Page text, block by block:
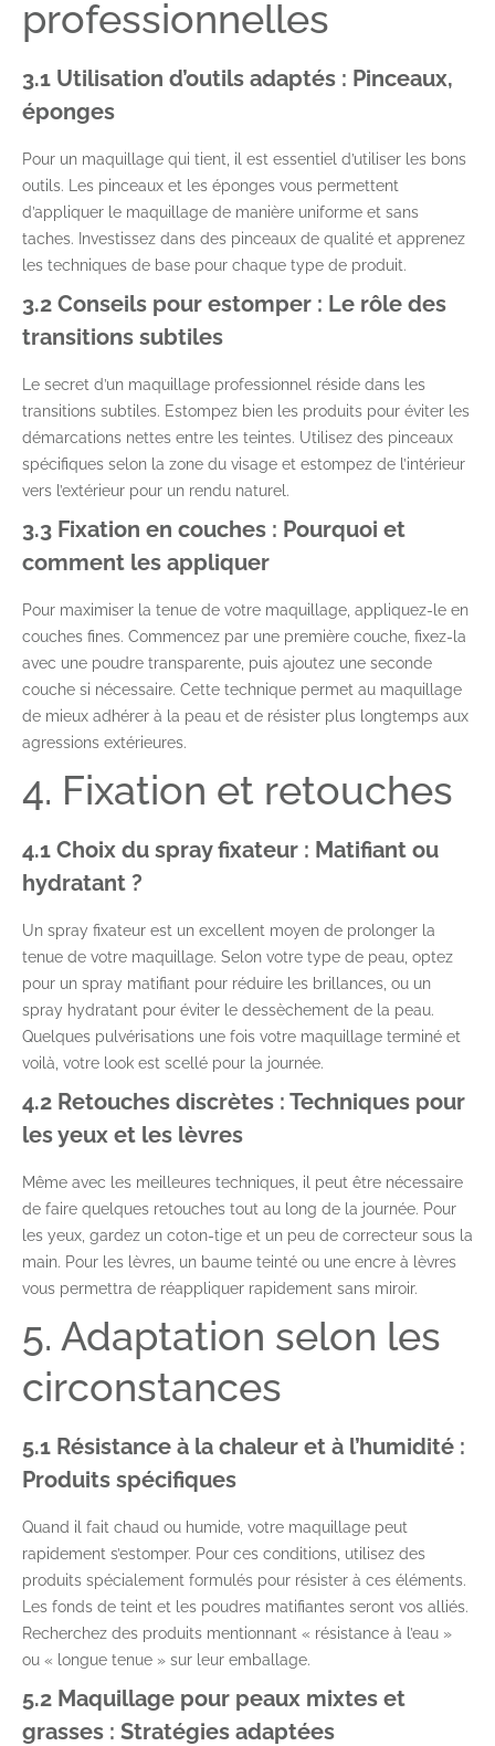
professionnelles
3.1 Utilisation d’outils adaptés : Pinceaux,
éponges
Pour un maquillage qui tient, il est essentiel d’utiliser les bons
outils. Les pinceaux et les éponges vous permettent
d’appliquer le maquillage de manière uniforme et sans
taches. Investissez dans des pinceaux de qualité et apprenez
les techniques de base pour chaque type de produit.
3.2 Conseils pour estomper : Le rôle des
transitions subtiles
Le secret d’un maquillage professionnel réside dans les
transitions subtiles. Estompez bien les produits pour éviter les
démarcations nettes entre les teintes. Utilisez des pinceaux
spécifiques selon la zone du visage et estompez de l’intérieur
vers l’extérieur pour un rendu naturel.
3.3 Fixation en couches : Pourquoi et
comment les appliquer
Pour maximiser la tenue de votre maquillage, appliquez-le en
couches fines. Commencez par une première couche, fixez-la
avec une poudre transparente, puis ajoutez une seconde
couche si nécessaire. Cette technique permet au maquillage
de mieux adhérer à la peau et de résister plus longtemps aux
agressions extérieures.
4. Fixation et retouches
4.1 Choix du spray fixateur : Matifiant ou
hydratant ?
Un spray fixateur est un excellent moyen de prolonger la
tenue de votre maquillage. Selon votre type de peau, optez
pour un spray matifiant pour réduire les brillances, ou un
spray hydratant pour éviter le dessèchement de la peau.
Quelques pulvérisations une fois votre maquillage terminé et
voilà, votre look est scellé pour la journée.
4.2 Retouches discrètes : Techniques pour
les yeux et les lèvres
Même avec les meilleures techniques, il peut être nécessaire
de faire quelques retouches tout au long de la journée. Pour
les yeux, gardez un coton-tige et un peu de correcteur sous la
main. Pour les lèvres, un baume teinté ou une encre à lèvres
vous permettra de réappliquer rapidement sans miroir.
5. Adaptation selon les
circonstances
5.1 Résistance à la chaleur et à l’humidité :
Produits spécifiques
Quand il fait chaud ou humide, votre maquillage peut
rapidement s’estomper. Pour ces conditions, utilisez des
produits spécialement formulés pour résister à ces éléments.
Les fonds de teint et les poudres matifiantes seront vos alliés.
Recherchez des produits mentionnant « résistance à l’eau »
ou « longue tenue » sur leur emballage.
5.2 Maquillage pour peaux mixtes et
grasses : Stratégies adaptées